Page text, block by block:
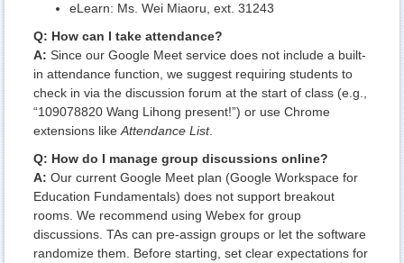
eLearn: Ms. Wei Miaoru, ext. 31243
Q: How can I take attendance?
A: Since our Google Meet service does not include a built-
in attendance function, we suggest requiring students to
check in via the discussion forum at the start of class (e.g.,
“109078820 Wang Lihong present!”) or use Chrome
extensions likeAttendance List.
Q: How do I manage group discussions online?
A: Our current Google Meet plan (Google Workspace for
Education Fundamentals) does not support breakout
rooms. We recommend using Webex for group
discussions. TAs can pre-assign groups or let the software
randomize them. Before starting, set clear expectations for